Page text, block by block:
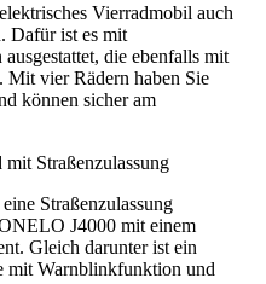
Vierradmobil auch
Dafür ist es mit
die ebenfalls mit
Mit vier Rädern haben Sie
können sicher am
Straßenzulassung
Straßenzulassung
J4000 mit einem
Gleich darunter ist ein
mit Warnblinkfunktion und